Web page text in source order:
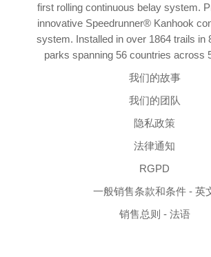
first rolling continuous belay system.
innovative Speedrunner® Kanhook
system. Installed in over 1864 trails in
parks spanning 56 countries across
我们的故事
我们的团队
隐私政策
法律通知
RGPD
一般销售条款和条件 - 英
销售总则 - 法语